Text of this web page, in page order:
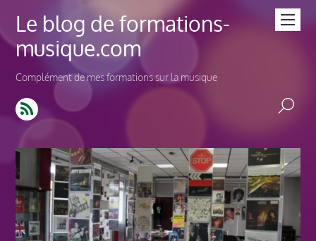
Le blog de formations-
musique.com
Complément de mes formations sur la musique